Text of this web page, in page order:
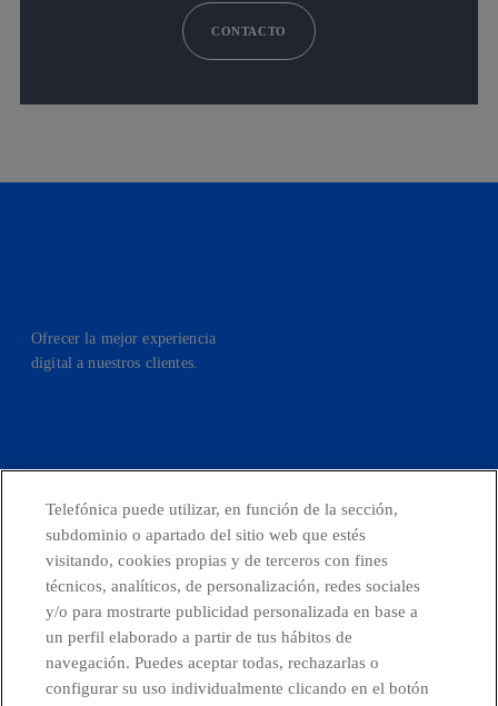
CONTACTO
Ofrecer la mejor experiencia
digital a nuestros clientes.
facebook linkedin twitter instagram youtube
CONTACTO
Telefónica en redes sociales
Telefónica puede utilizar, en función de la sección,
subdominio o apartado del sitio web que estés
visitando, cookies propias y de terceros con fines
técnicos, analíticos, de personalización, redes sociales
y/o para mostrarte publicidad personalizada en base a
un perfil elaborado a partir de tus hábitos de
navegación. Puedes aceptar todas, rechazarlas o
configurar su uso individualmente clicando en el botón